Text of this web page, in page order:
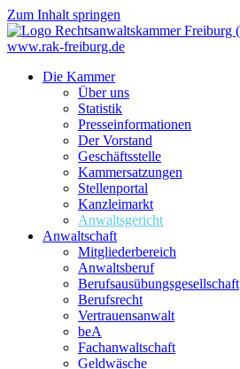
Zum Inhalt springen
Die Kammer
Über uns
Statistik
Presseinformationen
Der Vorstand
Geschäftsstelle
Kammersatzungen
Stellenportal
Kanzleimarkt
Anwaltsgericht
Anwaltschaft
Mitgliederbereich
Anwaltsberuf
Berufsausübungs­gesellschaft
Berufsrecht
Vertrauensanwalt
beA
Fachanwaltschaft
Geldwäsche